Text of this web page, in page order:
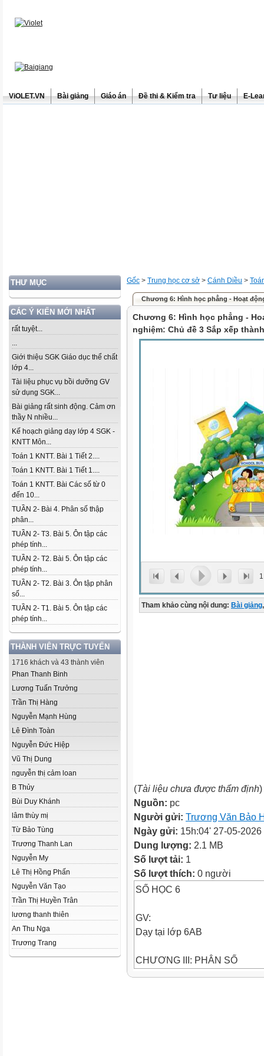
ViOLET.VN Bài giảng Giáo án Đề thi & Kiểm tra Tư liệu E-
THƯ MỤC
CÁC Ý KIẾN MỚI NHẤT
rất tuyệt...
...
Giới thiệu SGK Giáo dục thể chất
lớp 4...
Tài liệu phục vụ bồi dưỡng GV
sử dụng SGK...
Bài giảng rất sinh động. Cảm ơn
thầy N nhiều...
Kế hoạch giảng dạy lớp 4 SGK -
KNTT Môn...
Toán 1 KNTT. Bài 1 Tiết 2....
Toán 1 KNTT. Bài 1 Tiết 1....
Toán 1 KNTT. Bài Các số từ 0
đến 10...
TUẦN 2- Bài 4. Phân số thập
phân...
TUẦN 2- T3. Bài 5. Ôn tập các
phép tính...
TUẦN 2- T2. Bài 5. Ôn tập các
phép tính...
TUẦN 2- T2. Bài 3. Ôn tập phân
số...
TUẦN 2- T1. Bài 5. Ôn tập các
phép tính...
THÀNH VIÊN TRỰC TUYẾN
1716 khách và 43 thành viên
Phan Thanh Binh
Lương Tuấn Trưởng
Trần Thị Hàng
Nguyễn Mạnh Hùng
Lê Đình Toàn
Nguyễn Đức Hiệp
Vũ Thị Dung
nguyễn thị cảm loan
B Thủy
Bùi Duy Khánh
lâm thùy mị
Từ Bảo Tùng
Trương Thanh Lan
Nguyễn My
Lê Thị Hồng Phấn
Nguyễn Văn Tạo
Trần Thị Huyền Trân
lương thanh thiên
An Thu Nga
Trương Trang
Gốc > Trung học cơ sở > Cánh Diều >
Chương 6: Hình học phẳng - Hoạt
Chương 6: Hình học phẳng -
nghiệm: Chủ đề 3 Sắp xếp
1
Tham khảo cùng nội dung: Bài giảng,
(Tài liệu chưa được thẩm định)
Nguồn: pc
Người gửi: Trương Văn Bảo
Ngày gửi: 15h:04' 27-05-2026
Dung lượng: 2.1 MB
Số lượt tải: 1
Số lượt thích: 0 người
SỐ HỌC 6
GV:
Dạy tại lớp 6AB
CHƯƠNG III: PHÂN SỐ